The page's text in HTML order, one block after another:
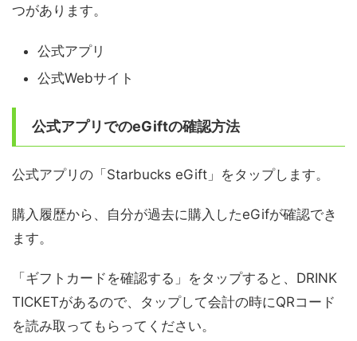
つがあります。
公式アプリ
公式Webサイト
公式アプリでのeGiftの確認方法
公式アプリの「Starbucks eGift」をタップします。
購入履歴から、自分が過去に購入したeGifが確認でき
ます。
「ギフトカードを確認する」をタップすると、DRINK
TICKETがあるので、タップして会計の時にQRコード
を読み取ってもらってください。